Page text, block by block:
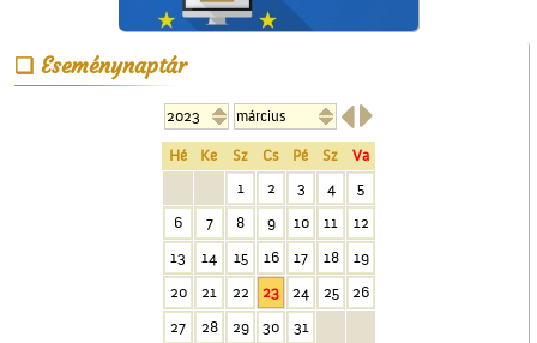
Eseménynaptár

Hé Ke Sz Cs Pé Sz
Va
1
2 3 4
5
6
7 8 9 10 11
12
13
14 15 16 17 18
19
20
21 22 23 24 25
26
27
28 29 30 31
Képeslapok, képeslapok,
képeslapok…